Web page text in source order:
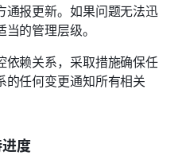
通报更新。如果问题无法迅
的管理层级。
依赖关系，采取措施确保任
的任何变更通知所有相关
度